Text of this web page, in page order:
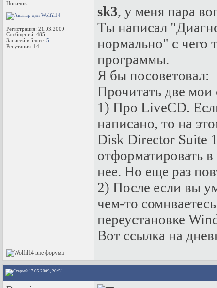
Новичок
Регистрация: 21.03.2009
Сообщений: 485
Записей в блоге: 5
Репутация: 14
sk3, у меня пара
Ты написал
нормально" с чего
программы.
Я бы посоветовал:
Прочитать две мои
1) Про LiveCD.
написано, то на
Disk Director Suite
отформатировать
нее. Но еще раз
2) После если вы
чем-то
переустановке
Вот ссылка на
17.05.2009, 20:51